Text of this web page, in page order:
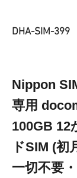
DHA-SIM-399
Nippon
専用
100GB 12
ドSIM (初
一切不要